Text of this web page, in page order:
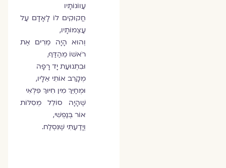
עַווֹנוֹתָיו
חֲקוּקִים לוֹ לָאָדָם עַל
עַצְמוֹתָיו,
וְהוּא הָיָה מֵרִים אֶת
רֹאשׁוֹ מֵהַדַּף,
וּבִתְנוּעַת יָד רָפָה
מְקָרֵב אוֹתִי אֵלָיו,
וּמְחַיֵּךְ מִין חִיּוּךְ פִּלְאִי
שֶׁהָיָה סוֹלֵל מְסִלּוֹת
אוֹר בְּנַפְשִׁי,
וְיָדַעְתִּי שֶׁנִּסְלַח.